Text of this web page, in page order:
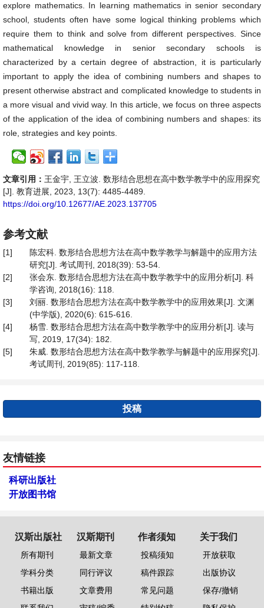
explore mathematics. In learning mathematics in senior secondary
school, students often have some logical thinking problems which
require them to think and solve from different perspectives. Since
mathematical knowledge in senior secondary schools is
characterized by a certain degree of abstraction, it is particularly
important to apply the idea of combining numbers and shapes to
present otherwise abstract and complicated knowledge to students in
a more visual and vivid way. In this article, we focus on three aspects
of the application of the idea of combining numbers and shapes: its
role, strategies and key points.
文章引用： 王金宇, 王立波. 数形结合思想在高中数学教学中的应用探究
[J]. 教育进展, 2023, 13(7): 4485-4489.
https://doi.org/10.12677/AE.2023.137705
参考文献
[1]
陈宏科. 数形结合思想方法在高中数学教学与解题中的应用方法
研究[J]. 考试周刊, 2018(39): 53-54.
[2]
张会东. 数形结合思想方法在高中数学教学中的应用分析[J]. 科
学咨询, 2018(16): 118.
[3]
刘丽. 数形结合思想方法在高中数学教学中的应用效果[J]. 文渊
(中学版), 2020(6): 615-616.
[4]
杨雪. 数形结合思想方法在高中数学教学中的应用分析[J]. 读与
写, 2019, 17(34): 182.
[5]
朱威. 数形结合思想方法在高中数学教学与解题中的应用探究[J].
考试周刊, 2019(85): 117-118.
投稿
友情链接
科研出版社
开放图书馆
汉斯出版社
所有期刊
学科分类
书籍出版
汉斯期刊
最新文章
同行评议
文章费用
作者须知
投稿须知
稿件跟踪
常见问题
关于我们
开放获取
出版协议
保存/撤销